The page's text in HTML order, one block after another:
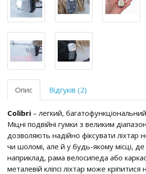
Опис Відгуків (2)
Colibri – легкий,
Міцні подвійні гумки з великим
дозволяють надійно фіксувати ліхтар
чи шоломі, але й у будь-якому місці,
наприклад, рама велосипеда або
металевій кліпсі ліхтар може кріпитися